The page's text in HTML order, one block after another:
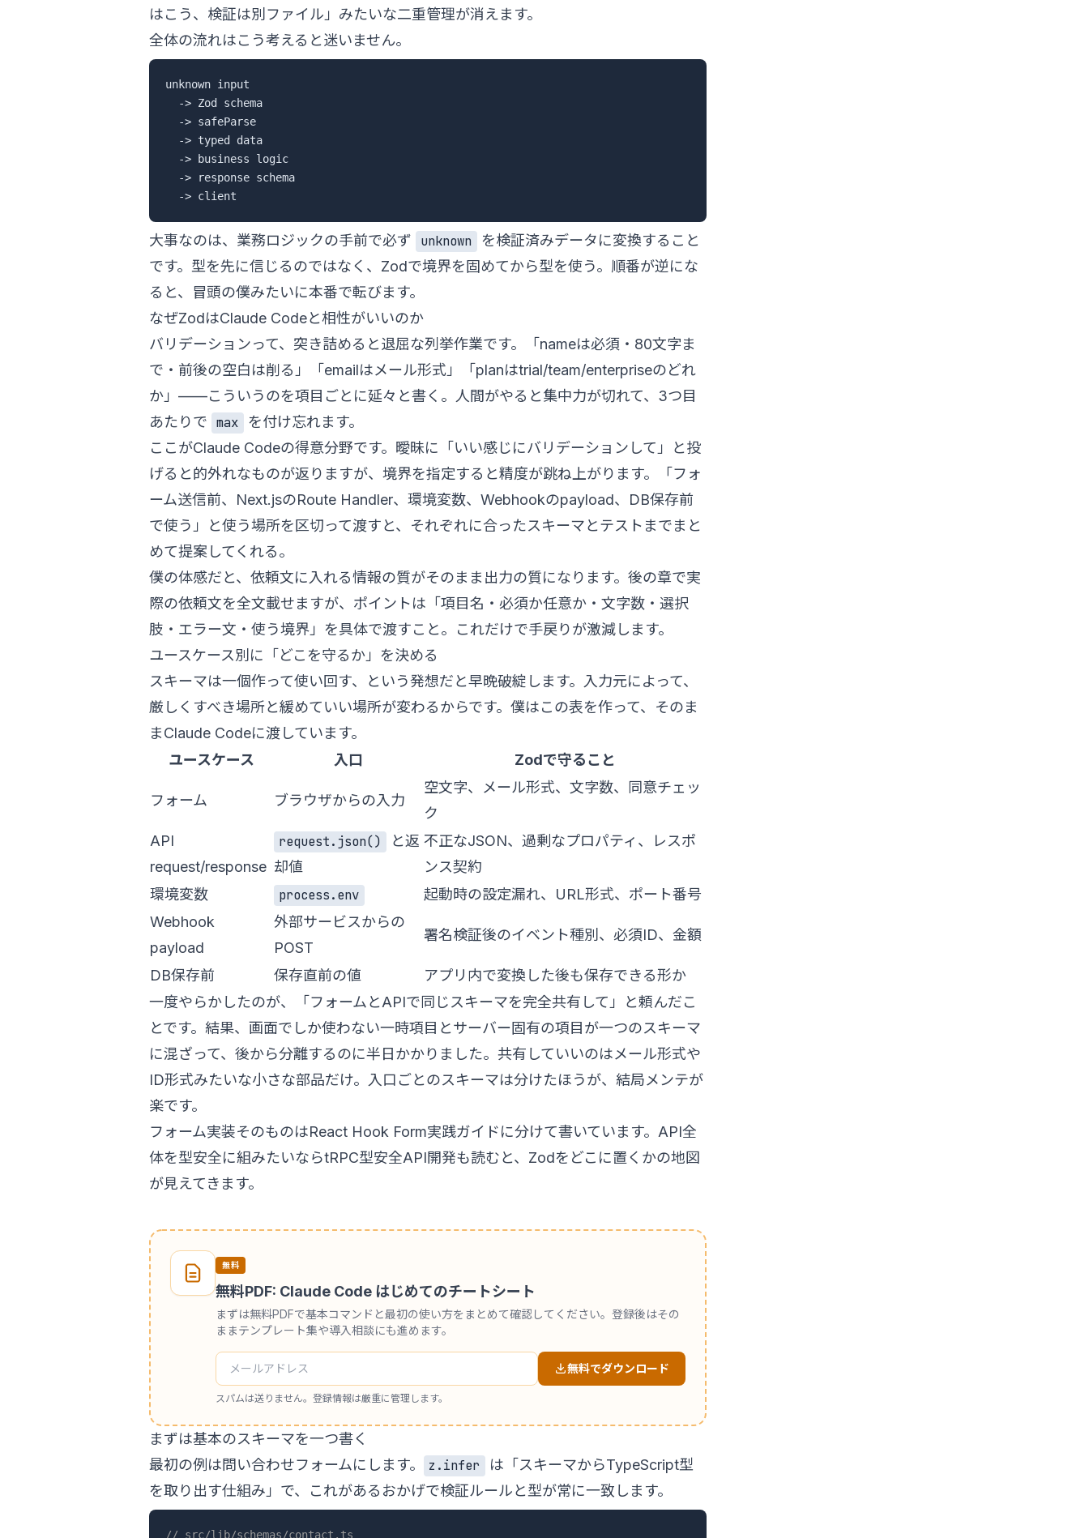
はこう、検証は別ファイル」みたいな二重管理が消えます。
全体の流れはこう考えると迷いません。
unknown input
  -> Zod schema
  -> safeParse
  -> typed data
  -> business logic
  -> response schema
大事なのは、業務ロジックの手前で必ず unknown
を検証済みデータに変換すること
です。型を先に信じるのではなく、Zodで境界を固めてから型を使う。順番が逆にな
ると、冒頭の僕みたいに本番で転びます。
なぜZodはClaude Codeと相性がいいのか
バリデーションって、突き詰めると退屈な列挙作業です。「nameは必須・80文字ま
で・前後の空白は削る」「emailはメール形式」「planはtrial/team/enterpriseのどれ
か」——こういうのを項目ごとに延々と書く。人間がやると集中力が切れて、3つ目
あたりで max
を付け忘れます。
ここがClaude Codeの得意分野です。曖昧に「いい感じにバリデーションして」と投
げると的外れなものが返りますが、境界を指定すると精度が跳ね上がります。「フォ
ーム送信前、Next.jsのRoute Handler、環境変数、Webhookのpayload、DB保存前
で使う」と使う場所を区切って渡すと、それぞれに合ったスキーマとテストまでまと
めて提案してくれる。
僕の体感だと、依頼文に入れる情報の質がそのまま出力の質になります。後の章で実
際の依頼文を全文載せますが、ポイントは「項目名・必須か任意か・文字数・選択
肢・エラー文・使う境界」を具体で渡すこと。これだけで手戻りが激減します。
ユースケース別に「どこを守るか」を決める
スキーマは一個作って使い回す、という発想だと早晩破綻します。入力元によって、
厳しくすべき場所と緩めていい場所が変わるからです。僕はこの表を作って、そのま
まClaude Codeに渡しています。
ユースケース
入口 Zodで守ること
フォーム ブラウザからの入力
空文字、メール形式、文字数、同意チェッ
ク
API
request/response
request.json()
と返
却値
不正なJSON、過剰なプロパティ、レスポ
ンス契約
環境変数
process.env
起動時の設定漏れ、URL形式、ポート番号
Webhook
payload
外部サービスからの
POST
署名検証後のイベント種別、必須ID、金額
DB保存前 保存直前の値
アプリ内で変換した後も保存できる形か
一度やらかしたのが、「フォームとAPIで同じスキーマを完全共有して」と頼んだこ
とです。結果、画面でしか使わない一時項目とサーバー固有の項目が一つのスキーマ
に混ざって、後から分離するのに半日かかりました。共有していいのはメール形式や
ID形式みたいな小さな部品だけ。入口ごとのスキーマは分けたほうが、結局メンテが
楽です。
フォーム実装そのものはReact Hook Form実践ガイドに分けて書いています。API全
体を型安全に組みたいならtRPC型安全API開発も読むと、Zodをどこに置くかの地図
が見えてきます。
無料
無料PDF: Claude Code はじめてのチートシート
まずは無料PDFで基本コマンドと最初の使い方をまとめて確認してください。登録後はその
ままテンプレート集や導入相談にも進めます。
無料でダウンロード
スパムは送りません。登録情報は厳重に管理します。
まずは基本のスキーマを一つ書く
最初の例は問い合わせフォームにします。
z.infer
は「スキーマからTypeScript型
を取り出す仕組み」で、これがあるおかげで検証ルールと型が常に一致します。
// src/lib/schemas/contact.ts